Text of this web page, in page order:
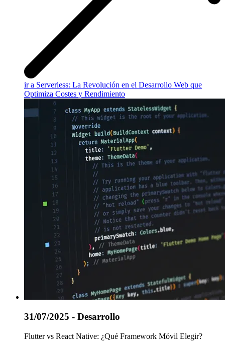
ir a Serverless: La Revolución en el Desarrollo Web que
Optimiza Costes y Rendimiento
31/07/2025 - Desarrollo
Flutter vs React Native: ¿Qué Framework Móvil Elegir?